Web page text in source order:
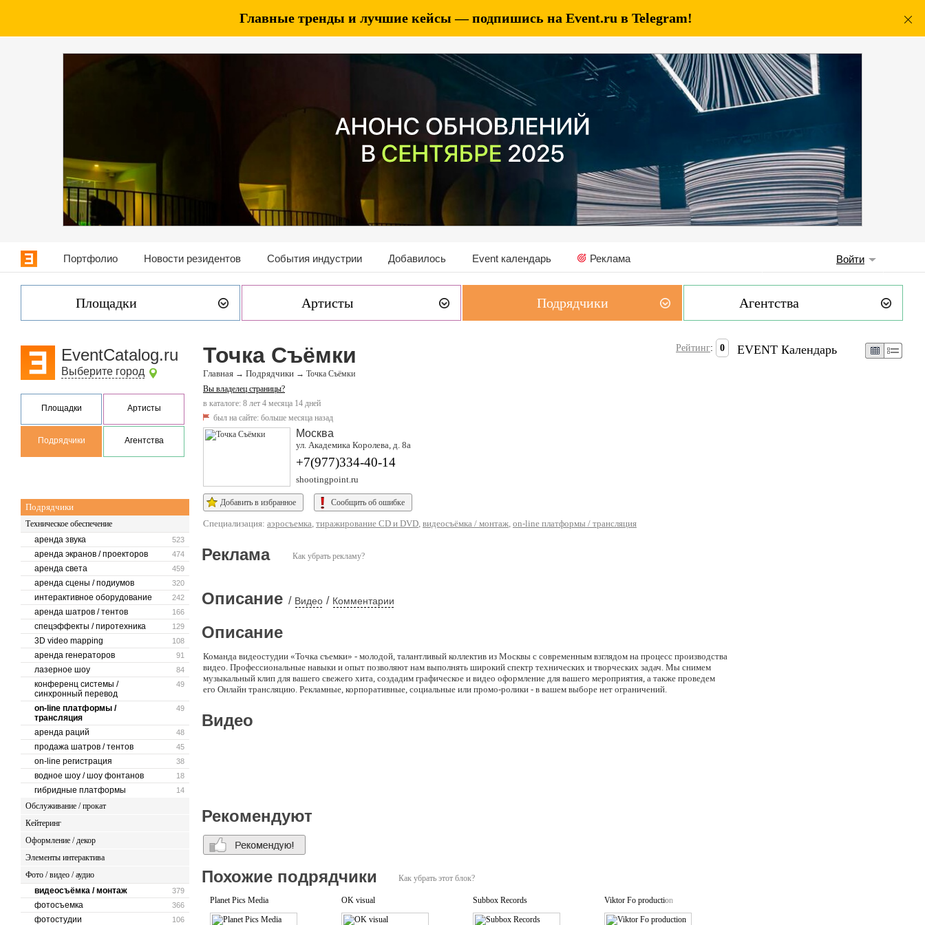
Главные тренды и лучшие кейсы — подпишись на Event.ru в Telegram!
Портфолио Новости резидентов События индустрии Добавилось Event календарь Реклама Войти
Площадки Артисты Подрядчики Агентства
EventCatalog.ru
Выберите город
Площадки Артисты
Подрядчики Агентства
Подрядчики
Техническое обеспечение
523
аренда звука
474
аренда экранов / проекторов
459
аренда света
320
аренда сцены / подиумов
242
интерактивное оборудование
166
аренда шатров / тентов
129
спецэффекты / пиротехника
108
3D video mapping
91
аренда генераторов
84
лазерное шоу
49
конференц системы /
синхронный перевод
49
on-line платформы /
трансляция
48
аренда раций
45
продажа шатров / тентов
38
on-line регистрация
18
водное шоу / шоу фонтанов
14
гибридные платформы
Обслуживание / прокат
Кейтеринг
Оформление / декор
Элементы интерактива
Фото / видео / аудио
379
видеосъёмка / монтаж
366
фотосъемка
106
фотостудии
Точка Съёмки
Главная → Подрядчики → Точка Съёмки
Вы владелец страницы?
в каталоге: 8 лет 4 месяца 14 дней
был на сайте: больше месяца назад
Рейтинг: 0
Москва
ул. Академика Королева, д. 8а
+7(977)334-40-14
shootingpoint.ru
Добавить в избранное Сообщить об ошибке
Специализация: аэросъемка, тиражирование CD и DVD, видеосъёмка / монтаж, on-line платформы / трансляция
Как убрать рекламу?
Реклама
Описание / Видео / Комментарии
Описание
Команда видеостудии «Точка съемки» - молодой, талантливый коллектив из Москвы с современным взглядом на процесс производства
видео. Профессиональные навыки и опыт позволяют нам выполнять широкий спектр технических и творческих задач. Мы снимем
музыкальный клип для вашего свежего хита, создадим графическое и видео оформление для вашего мероприятия, а также проведем
его Онлайн трансляцию. Рекламные, корпоративные, социальные или промо-ролики - в вашем выборе нет ограничений.
Видео
Рекомендуют
Как убрать этот блок?
Похожие подрядчики
Planet Pics Media OK visual Subbox Records Viktor Fo production
EVENT Календарь